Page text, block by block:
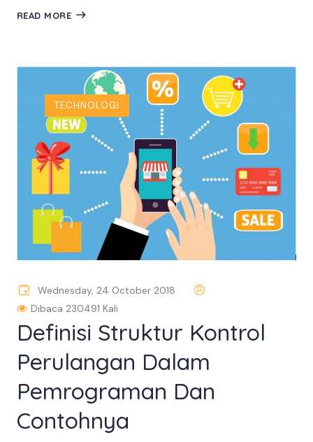
READ MORE
TECHNOLOGI
Wednesday, 24 October 2018
Dibaca 230491 Kali
Definisi Struktur Kontrol
Perulangan Dalam
Pemrograman Dan
Contohnya